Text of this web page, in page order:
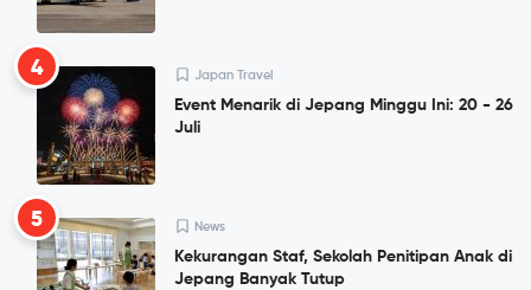
4 Japan Travel
Event Menarik di Jepang Minggu Ini: 20 - 26
Juli
5 News
Kekurangan Staf, Sekolah Penitipan Anak di
Jepang Banyak Tutup